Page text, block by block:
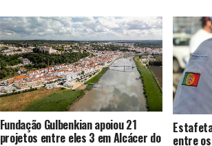
Fundação Gulbenkian apoiou 21
projetos entre eles 3 em Alcácer do entre os